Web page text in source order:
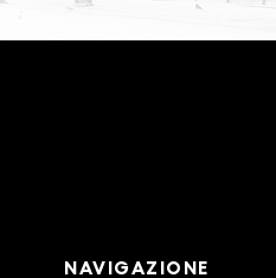
NAVIGAZIONE